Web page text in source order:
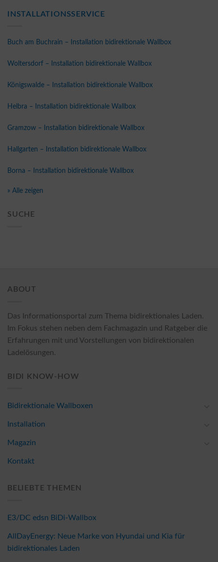
INSTALLATIONSSERVICE
Buch am Buchrain – Installation bidirektionale Wallbox
Woltersdorf – Installation bidirektionale Wallbox
Königswalde – Installation bidirektionale Wallbox
Helbra – Installation bidirektionale Wallbox
Gramzow – Installation bidirektionale Wallbox
Hallgarten – Installation bidirektionale Wallbox
Borna – Installation bidirektionale Wallbox
» Alle zeigen
SUCHE
ABOUT
Das Informationsportal zum Thema bidirektionales Laden.
Im Fokus stehen neben dem Fachmagazin und Ratgeber die
Erfahrungen mit und Vorstellungen von bidirektionalen
Ladelösungen.
BIDI KNOW-HOW
Bidirektionale Wallboxen
Installation
Magazin
Kontakt
BELIEBTE THEMEN
E3/DC edsn BiDi-Wallbox
AllDayEnergy: Neue Marke von Hyundai und Kia für
bidirektionales Laden